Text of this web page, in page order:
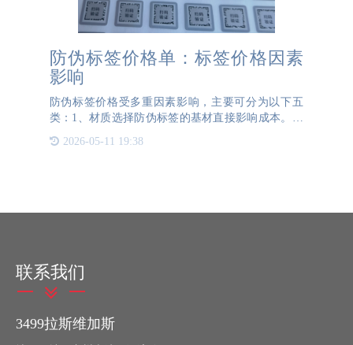
防伪标签价格单：标签价格因素
影响
防伪标签价格受多重因素影响，主要可分为以下五
类：1、材质选择防伪标签的基材直接影响成本。普
而PET合成纸、含特殊纤维或防复印纸张因采购成本
2026-05-11 19:38
联系我们
3499拉斯维加斯